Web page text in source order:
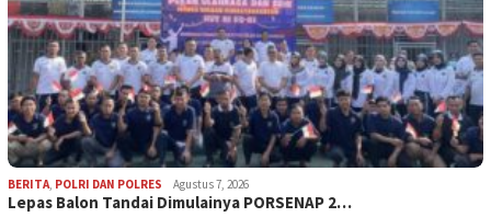
BERITA, POLRI DAN POLRES Agustus 7, 2026
Lepas Balon Tandai Dimulainya PORSENAP 2…